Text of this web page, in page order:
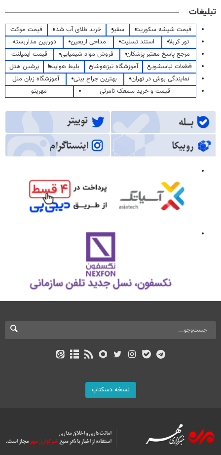
تبلیغات
قیمت شیشه سکوریت سفیر خرید طلای آب شده
قیمت موکت
تور کربلا
استند تسلیت مداحی اربعین
دوربین مداربسته
مرجع پاسخ معتبر پزشکان
فروش مواد شیمیایی
قیمت ایمپلنت
قطعات لباسشویی
آموزشگاه تیزهوشان بلیط هواپیما
پرشین هتل
نمایندگی بوش در تهران
بهترین جراح بینی
آموزشگاه زبان ملل
قیمت و خرید سمعک نامرئی
مهرینو
نسخه دسکتاپ